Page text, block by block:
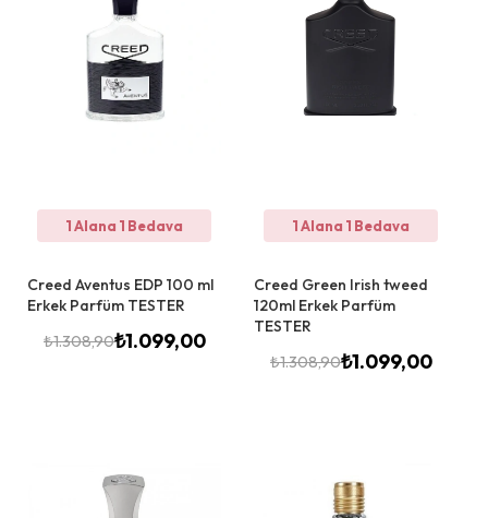
1 Alana 1 Bedava
Creed Aventus EDP 100 ml
Erkek Parfüm TESTER
₺1.308,90₺1.099,00
1 Alana 1 Bedava
Creed Green Irish tweed
120ml Erkek Parfüm
TESTER
₺1.308,90₺1.099,00